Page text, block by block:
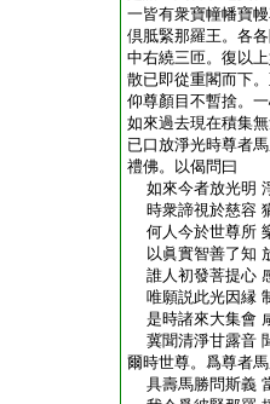
一皆有衆寶幢幡寶
倶胝緊那羅王。各
中右繞三匝。復以
散已即從重閣而下
仰尊顏目不暫捨。
如來過去現在積集
已口放淨光時尊者
禮佛。以偈問曰
如來今者放光明
時衆諦視於慈容
何人今於世尊所
以眞實智善了知
誰人初發菩提心
唯願説此光因縁
是時諸來大集會
冀聞清淨甘露音
爾時世尊。爲尊者
具壽馬勝問斯義